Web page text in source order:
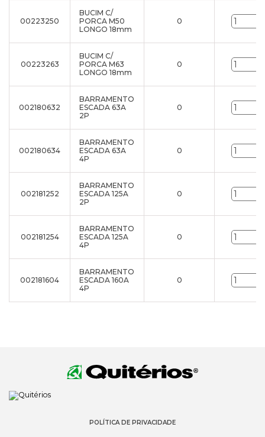
00223250
BUCIM C/
PORCA M50
LONGO 18mm
0
00223263
BUCIM C/
PORCA M63
LONGO 18mm
0
002180632
BARRAMENTO
ESCADA 63A
2P
0
002180634
BARRAMENTO
ESCADA 63A
4P
0
002181252
BARRAMENTO
ESCADA 125A
2P
0
002181254
BARRAMENTO
ESCADA 125A
4P
0
002181604
BARRAMENTO
ESCADA 160A
4P
0
POLÍTICA DE PRIVACIDADE